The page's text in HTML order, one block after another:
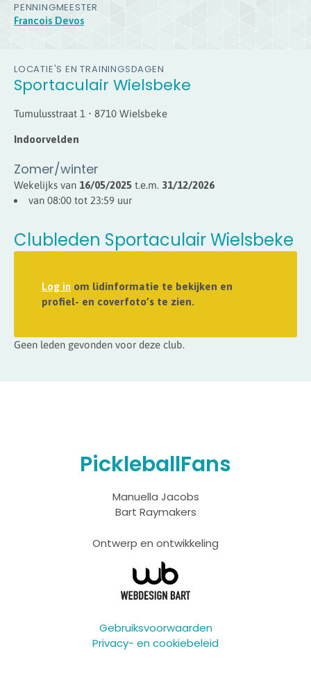
PENNINGMEESTER
Francois Devos
LOCATIE'S EN TRAININGSDAGEN
Sportaculair Wielsbeke
Tumulusstraat 1 • 8710 Wielsbeke
Indoorvelden
Zomer/winter
Wekelijks van 16/05/2025 t.e.m. 31/12/2026
van 08:00 tot 23:59 uur
Clubleden Sportaculair Wielsbeke
Log in om lidinformatie te bekijken en
profiel- en coverfoto’s te zien.
Geen leden gevonden voor deze club.
PickleballFans
Manuella Jacobs
Bart Raymakers
Ontwerp en ontwikkeling
Gebruiksvoorwaarden
Privacy- en cookiebeleid